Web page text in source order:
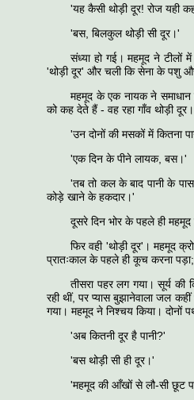
'यह कैसी थोड़ी दूर! रोज यही
'बस, बिलकुल थोड़ी सी दूर।'
संध्या हो गई। महमूद ने टीलों
'थोड़ी दूर' और चली कि सेना के पशु और
महमूद के एक नायक ने समाधान
को कह देते हैं - वह रहा गाँव थोड़ी
'उन दोनों की मसकों में कितना
'एक दिन के पीने लायक, बस।'
'तब तो कल के बाद पानी के
कोड़े खाने के हकदार।'
दूसरे दिन भोर के पहले ही
फिर वही 'थोड़ी दूर'। महमूद
प्रातःकाल के पहले ही कूच करना पड़ा;
तीसरा पहर लग गया। सूर्य
रही थीं, पर प्यास बुझानेवाला जल
गया। महमूद ने निश्चय किया। दोनों
'अब कितनी दूर है पानी?'
'बस थोड़ी सी ही दूर।'
'महमूद की आँखों से लौ-सी छूट